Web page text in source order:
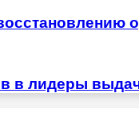
в лидеры